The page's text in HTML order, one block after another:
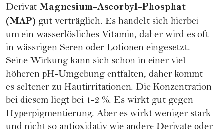
Derivat Magnesium-Ascorbyl-Phosphat
(MAP) gut verträglich. Es handelt sich hierbei
um ein wasserlösliches Vitamin, daher wird es oft
in wässrigen Seren oder Lotionen eingesetzt.
Seine Wirkung kann sich schon in einer viel
höheren pH-Umgebung entfalten, daher kommt
es seltener zu Hautirritationen. Die Konzentration
bei diesem liegt bei 1-2 %. Es wirkt gut gegen
Hyperpigmentierung. Aber es wirkt weniger stark
und nicht so antioxidativ wie andere Derivate oder